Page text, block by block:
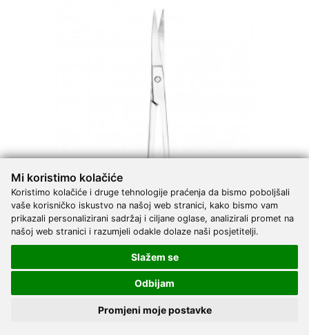
Mi koristimo kolačiće
Koristimo kolačiće i druge tehnologije praćenja da bismo poboljšali
vaše korisničko iskustvo na našoj web stranici, kako bismo vam
prikazali personalizirani sadržaj i ciljane oglase, analizirali promet na
našoj web stranici i razumjeli odakle dolaze naši posjetitelji.
Slažem se
Odbijam
Promjeni moje postavke
Škare očne za iris savijene 11,5 cm
4,43 € DODAJ
6 Narudžbi